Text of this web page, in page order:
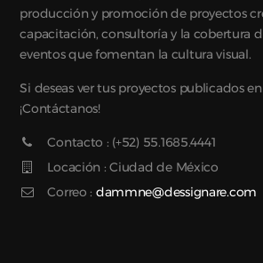
producción y promoción de proyectos
capacitación, consultoría y la cobertura
eventos que fomentan la cultura visual.
Si deseas ver tus proyectos publicados
¡Contáctanos!
Contacto : (+52) 55.1685.4441
Locación : Ciudad de México
Correo : dammne@dessignare.com